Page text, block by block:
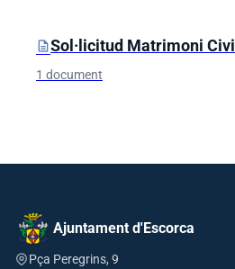
descriptionSol·licitud Matrimoni Civil
1 document
Ajuntament d'Escorca
Pça Peregrins, 9